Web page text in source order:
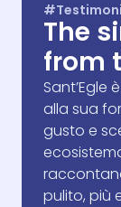
The
from
Sant’Egle
alla sua
gusto e
pulito, più